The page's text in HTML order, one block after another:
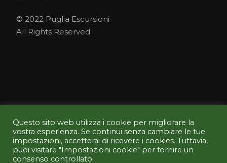
© 2022 Puglia Escursioni
All Rights Reserved.
PAGA IN SICUREZZA CON NOI
Il pagamento è crittografato e trasmesso in modo
Questo sito web utilizza i cookie per migliorare la
vostra esperienza. Se continui senza cambiare le tue
impostazioni, accetterai di ricevere i cookies. Tuttavia,
puoi visitare "Impostazioni cookie" per fornire un
consenso controllato.